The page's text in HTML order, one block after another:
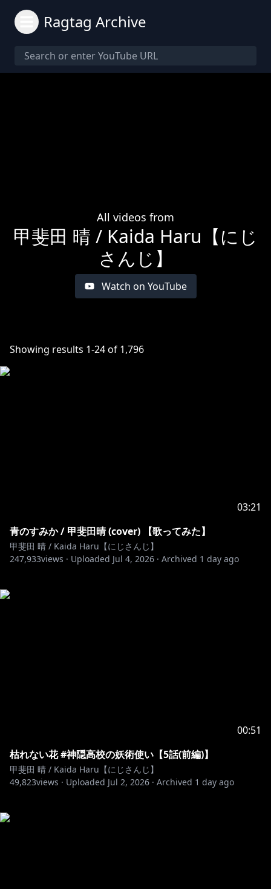
Ragtag Archive
All videos from
甲斐田 晴 / Kaida Haru【にじ
さんじ】
Watch on YouTube
Showing results 1-24of 1,796
03:21
青のすみか / 甲斐田晴 (cover) 【歌ってみた】
甲斐田 晴 / Kaida Haru【にじさんじ】
247,933views · Uploaded Jul 4, 2026 · Archived 1 day ago
00:51
枯れない花 #神隠高校の妖術使い【5話(前編)】
甲斐田 晴 / Kaida Haru【にじさんじ】
49,823views · Uploaded Jul 2, 2026 · Archived 1 day ago